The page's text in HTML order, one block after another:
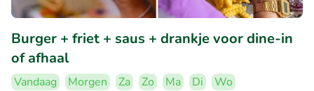
Burger + friet + saus + drankje voor dine-in
of afhaal
Vandaag Morgen Za Zo Ma Di
Wo